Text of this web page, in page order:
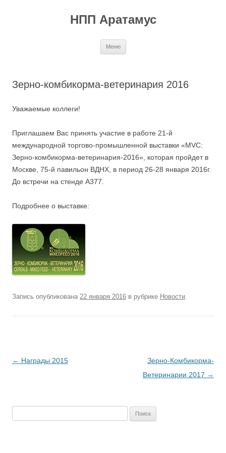
НПП Аратамус
Меню
Зерно-комбикорма-ветеринария 2016
Уважаемые коллеги!
Приглашаем Вас принять участие в работе 21-й
международной торгово-промышленной выставки «MVC:
Зерно-комбикорма-ветеринария-2016», которая пройдет в
Москве, 75-й павильон ВДНХ, в период 26-28 января 2016г.
До встречи на стенде А377.
Подробнее о выставке:
Запись опубликована 22 января 2016 в рубрике Новости.
Навигация
← Награды 2015
Зерно-Комбикорма-
Ветеринарии 2017 →